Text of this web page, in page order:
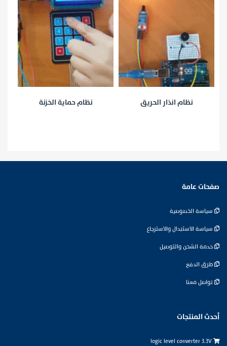
نظام انذار الحريق نظام حماية الخزنة
صفحات عامة
سياسة الخصوصية
سياسة الاستبدال والاسترجاع
خدمة الشحن والتوصيل
طرق الدفع
تواصل معنا
أحدث المنتجات